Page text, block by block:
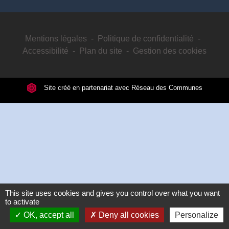
Mentions légales - Politique de confidentialité -
Accessibilité - Plan du site - Gestion des cookies
Site créé en partenariat avec Réseau des Communes
This site uses cookies and gives you control over what you want
to activate
OK, accept all
Deny all cookies Personalize